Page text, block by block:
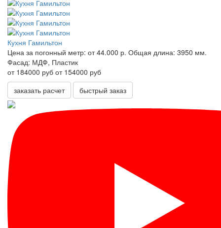
Кухня Гамильтон
Цена за погонный метр: от 44.000 р. Общая длина: 3950 мм.
Фасад: МДФ, Пластик
от 184000 руб от 154000 руб
заказать расчет
быстрый заказ